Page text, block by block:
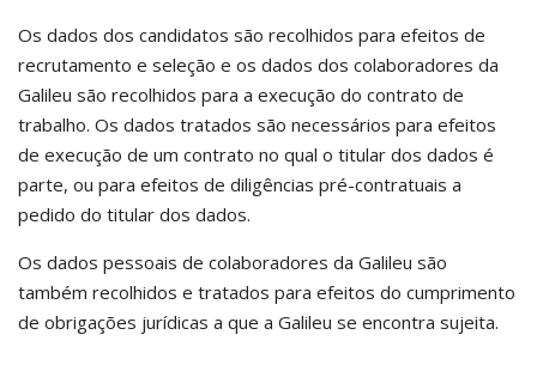
Os dados dos candidatos são recolhidos para efeitos de
recrutamento e seleção e os dados dos colaboradores da
Galileu são recolhidos para a execução do contrato de
trabalho. Os dados tratados são necessários para efeitos
de execução de um contrato no qual o titular dos dados é
parte, ou para efeitos de diligências pré-contratuais a
pedido do titular dos dados.
Os dados pessoais de colaboradores da Galileu são
também recolhidos e tratados para efeitos do cumprimento
de obrigações jurídicas a que a Galileu se encontra sujeita.